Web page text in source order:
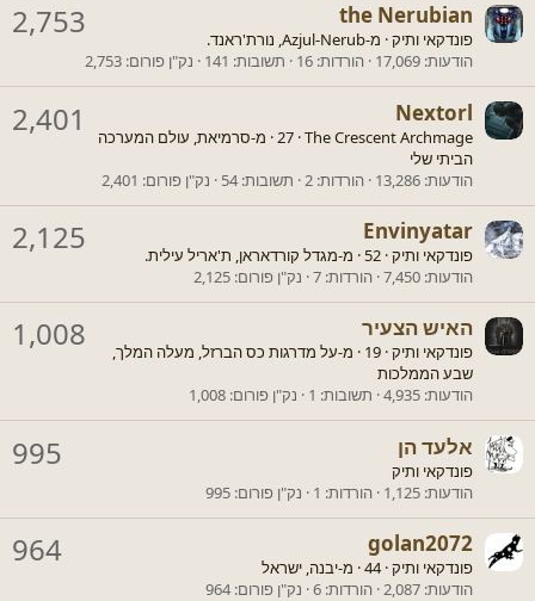
2,753 the Nerubian
פונדקאי ותיק· מ-Azjul-Nerub, נורת'ראנד.
הודעות 17,069 הורדות 16 תשובות 141 נק"ן פורום 2,753
2,401 Nextorl
The Crescent Archmage
·
· מ-סרמיאת, עולם המערכה
הביתי שלי
הודעות 13,286 הורדות 2 תשובות 54 נק"ן פורום 2,401
2,125 Envinyatar
פונדקאי ותיק·
· מ-מגדל קורדאראן, ת'אריל עילית.
הודעות 7,450 הורדות 7 נק"ן פורום 2,125
1,008 האיש הצעיר
פונדקאי ותיק·
· מ-על מדרגות כס הברזל, מעלה המלך,
שבע הממלכות
הודעות 4,935 תשובות 1 נק"ן פורום 1,008
995 אלעד הן
פונדקאי ותיק
הודעות 1,125 הורדות 1 נק"ן פורום 995
964 golan2072
פונדקאי ותיק·
44
· מ-יבנה, ישראל
הודעות 2,087 הורדות 6 נק"ן פורום 964